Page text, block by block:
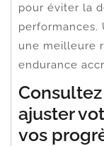
pour éviter la
performances.
une meilleure
endurance
ajuster
vos